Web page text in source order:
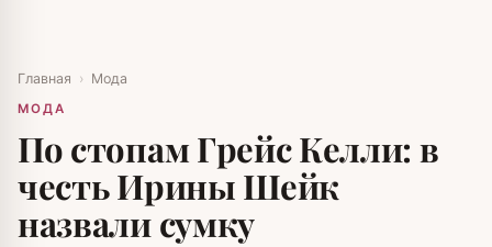
Главная › Мода
МОДА
По стопам Грейс Келли: в
честь Ирины Шейк
назвали сумку